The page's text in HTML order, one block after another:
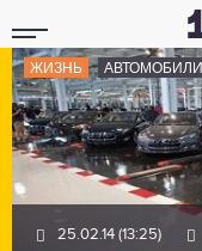
ЖИЗНЬ АВТОМОБИЛИ
25.02.14 (13:25)